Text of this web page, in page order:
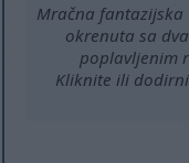
Mračna fantazijska
okrenuta sa
poplavljenim
Kliknite ili